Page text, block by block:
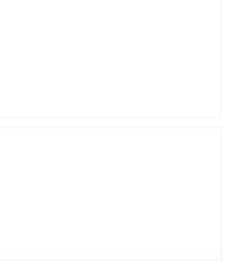
με άλλο μέγεθος ή άλλο
για την επιστροφή του